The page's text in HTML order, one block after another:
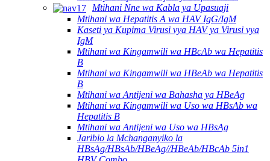
Mtihani Nne wa Kabla ya Upasuaji
Mtihani wa Hepatitis A wa HAV IgG/IgM
Kaseti ya Kupima Virusi vya HAV ya Virusi vya
IgM
Mtihani wa Kingamwili wa HBcAb wa Hepatitis
B
Mtihani wa Kingamwili wa HBeAb wa Hepatitis
B
Mtihani wa Antijeni wa Bahasha ya HBeAg
Mtihani wa Kingamwili wa Uso wa HBsAb wa
Hepatitis B
Mtihani wa Antijeni wa Uso wa HBsAg
Jaribio la Mchanganyiko la
HBsAg/HBsAb/HBeAg//HBeAb/HBcAb 5in1